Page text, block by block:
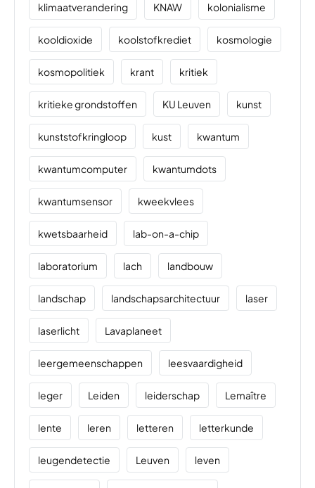
klimaatverandering KNAW kolonialisme
kooldioxide koolstofkrediet kosmologie
kosmopolitiek krant kritiek
kritieke grondstoffen KU Leuven kunst
kunststofkringloop kust kwantum
kwantumcomputer kwantumdots
kwantumsensor kweekvlees
kwetsbaarheid lab-on-a-chip
laboratorium lach landbouw
landschap landschapsarchitectuur laser
laserlicht Lavaplaneet
leergemeenschappen leesvaardigheid
leger Leiden leiderschap Lemaître
lente leren letteren letterkunde
leugendetectie Leuven leven